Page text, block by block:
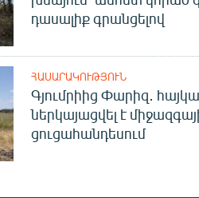
դասալիք գրանցելով
ՀԱՍԱՐԱԿՈՒԹՅՈՒՆ
Գյումրիից Փարիզ․
ներկայացվել է
ցուցահանդեսում